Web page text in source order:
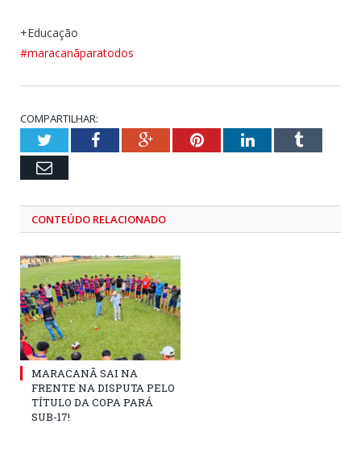
+Educação
#maracanãparatodos
COMPARTILHAR:
TwitterFacebookGoogle+PinterestLinkedInTumblr
Email
CONTEÚDO RELACIONADO
MARACANÃ SAI NA
FRENTE NA DISPUTA PELO
TÍTULO DA COPA PARÁ
SUB-17!